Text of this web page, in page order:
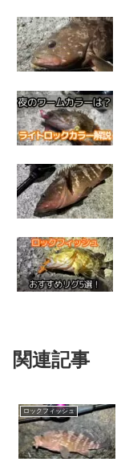
関連記事
ロックフィッシュ